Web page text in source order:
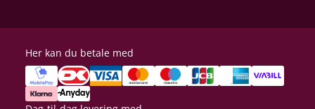
Her kan du betale med